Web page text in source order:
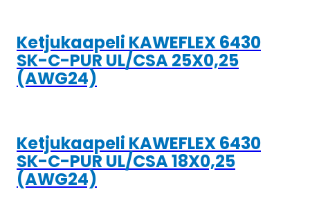
Ketjukaapeli KAWEFLEX 6430
SK-C-PUR UL/CSA 25X0,25
(AWG24)
Ketjukaapeli KAWEFLEX 6430
SK-C-PUR UL/CSA 18X0,25
(AWG24)